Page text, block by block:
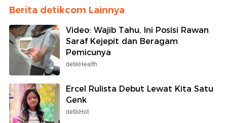
Berita detikcom Lainnya
Video: Wajib Tahu, Ini Posisi Rawan
Saraf Kejepit dan Beragam
Pemicunya
detikHealth
Ercel Rulista Debut Lewat Kita Satu
Genk
detikHot